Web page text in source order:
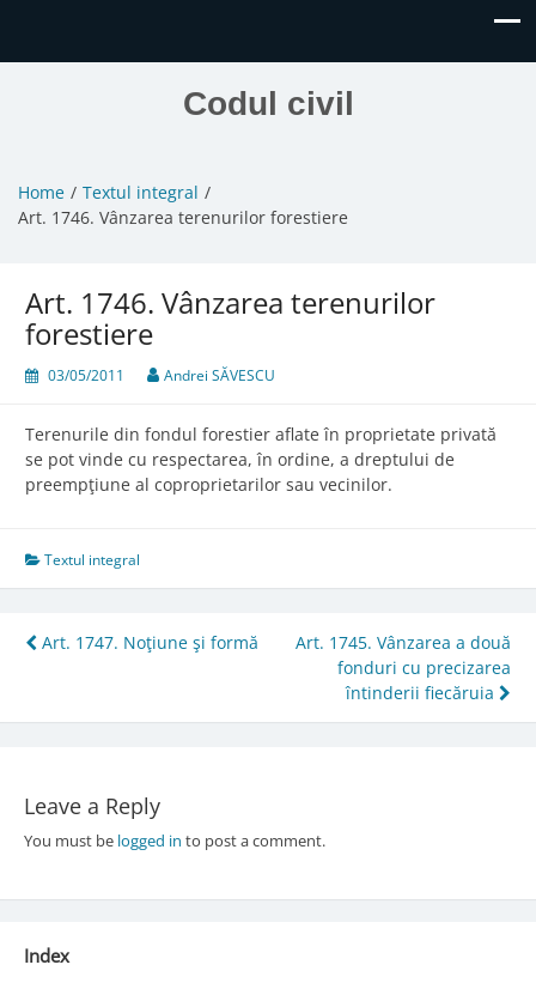
Codul civil
Home
Textul integral
Art. 1746. Vânzarea terenurilor forestiere
Art. 1746. Vânzarea terenurilor
forestiere
03/05/2011 Andrei SĂVESCU
Terenurile din fondul forestier aflate în proprietate privată
se pot vinde cu respectarea, în ordine, a dreptului de
preempţiune al coproprietarilor sau vecinilor.
Textul integral
Post
Art. 1747. Noţiune şi formă
Art. 1745. Vânzarea a două
fonduri cu precizarea
întinderii fiecăruia
Leave a Reply
You must be logged in to post a comment.
Index